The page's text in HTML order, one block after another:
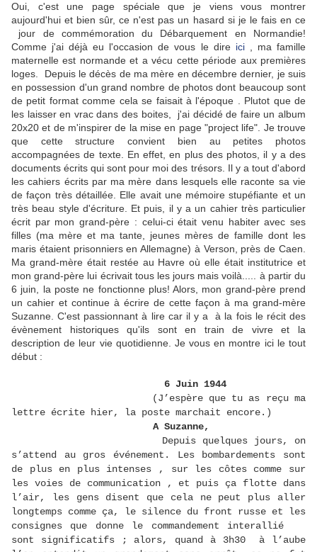
Oui, c'est une page spéciale que je viens vous montrer
aujourd'hui et bien sûr, ce n'est pas un hasard si je le fais en ce
jour de commémoration du Débarquement en Normandie!
Comme j'ai déjà eu l'occasion de vous le dire ici, ma famille
maternelle est normande et a vécu cette période aux premières
loges. Depuis le décès de ma mère en décembre dernier, je suis
en possession d'un grand nombre de photos dont beaucoup sont
de petit format comme cela se faisait à l'époque . Plutot que de
les laisser en vrac dans des boites, j'ai décidé de faire un album
20x20 et de m'inspirer de la mise en page "project life". Je trouve
que cette structure convient bien au petites photos
accompagnées de texte. En effet, en plus des photos, il y a des
documents écrits qui sont pour moi des trésors. Il y a tout d'abord
les cahiers écrits par ma mère dans lesquels elle raconte sa vie
de façon très détaillée. Elle avait une mémoire stupéfiante et un
très beau style d'écriture. Et puis, il y a un cahier très particulier
écrit par mon grand-père : celui-ci était venu habiter avec ses
filles (ma mère et ma tante, jeunes mères de famille dont les
maris étaient prisonniers en Allemagne) à Verson, près de Caen.
Ma grand-mère était restée au Havre où elle était institutrice et
mon grand-père lui écrivait tous les jours mais voilà..... à partir du
6 juin, la poste ne fonctionne plus! Alors, mon grand-père prend
un cahier et continue à écrire de cette façon à ma grand-mère
Suzanne. C'est passionnant à lire car il y a à la fois le récit des
évènement historiques qu'ils sont en train de vivre et la
description de leur vie quotidienne. Je vous en montre ici le tout
début :
6 Juin 1944
(J’espère que tu as reçu ma
lettre écrite hier, la poste marchait encore.)
A Suzanne,
Depuis quelques jours, on
s’attend au gros événement. Les bombardements sont
de plus en plus intenses , sur les côtes comme sur
les voies de communication , et puis ça flotte dans
l’air, les gens disent que cela ne peut plus aller
longtemps comme ça, le silence du front russe et les
consignes que donne le commandement interallié
sont significatifs ; alors, quand à 3h30 à l’aube